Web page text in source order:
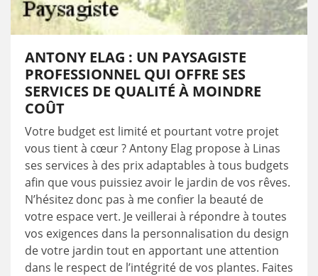
ANTONY ELAG : UN PAYSAGISTE
PROFESSIONNEL QUI OFFRE SES
SERVICES DE QUALITÉ À MOINDRE
COÛT
Votre budget est limité et pourtant votre projet
vous tient à cœur ? Antony Elag propose à Linas
ses services à des prix adaptables à tous budgets
afin que vous puissiez avoir le jardin de vos rêves.
N’hésitez donc pas à me confier la beauté de
votre espace vert. Je veillerai à répondre à toutes
vos exigences dans la personnalisation du design
de votre jardin tout en apportant une attention
dans le respect de l’intégrité de vos plantes. Faites